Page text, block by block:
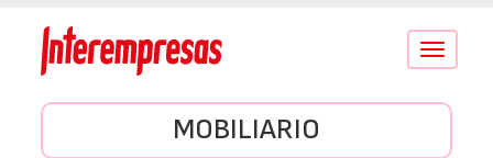
Conmutar
MOBILIARIO